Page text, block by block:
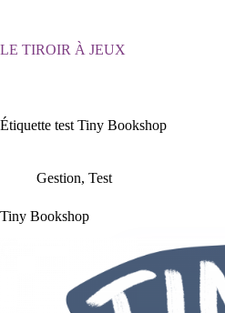
LE TIROIR À JEUX
Étiquette test Tiny Bookshop
Gestion, Test
Tiny Bookshop